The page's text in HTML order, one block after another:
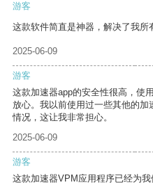
游客
这款软件简直是神器，解决了我所
2025-06-09
游客
这款加速器app的安全性很高，使
放心。我以前使用过一些其他的
情况，这让我非常担心。
2025-06-09
游客
这款加速器VPM应用程序已经为